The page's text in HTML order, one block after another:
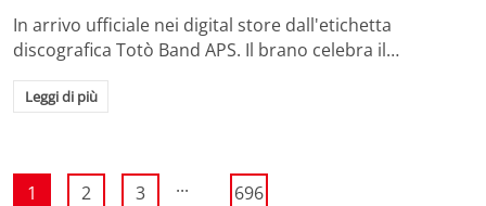
In arrivo ufficiale nei digital store dall'etichetta
discografica Totò Band APS. Il brano celebra il…
Leggi di più
1 2 3 ... 696